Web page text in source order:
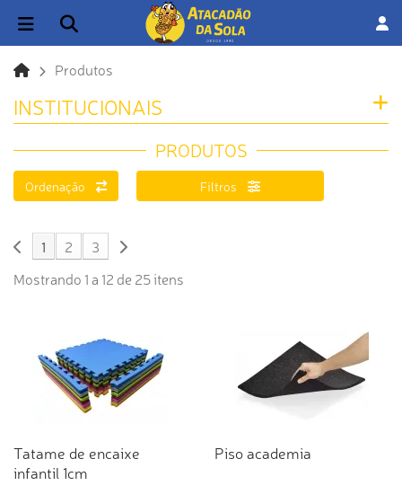
Produtos
INSTITUCIONAIS
PRODUTOS
Ordenação Filtros
1 2
3
Mostrando 1 a 12 de 25 itens
Tatame de encaixe
infantil 1cm
Piso academia